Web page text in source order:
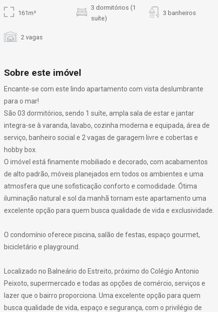
161m²
3 dormitórios (1
suíte)
3 banheiros
2 vagas
Sobre este imóvel
Encante-se com este lindo apartamento com vista deslumbrante
para o mar!
São 03 dormitórios, sendo 1 suíte, ampla sala de estar e jantar
integra-se à varanda, lavabo, cozinha moderna e equipada, área de
serviço, banheiro social e 2 vagas de garagem livre e cobertas e
hobby box.
O imóvel está finamente mobiliado e decorado, com acabamentos
de alto padrão, móveis planejados em todos os ambientes e uma
atmosfera que une sofisticação conforto e comodidade. Ótima
iluminação natural e sol da manhã tornam este apartamento uma
excelente opção para quem busca qualidade de vida e exclusividade.
O condomínio oferece piscina, salão de festas, espaço gourmet,
bicicletário e playground.
Localizado no Balneário do Estreito, próximo do Colégio Antonio
Peixoto, supermercado e todas as opções de comércio, serviços e
lazer que o bairro proporciona. Uma excelente opção para quem
busca qualidade de vida, espaço e segurança, com o privilégio de